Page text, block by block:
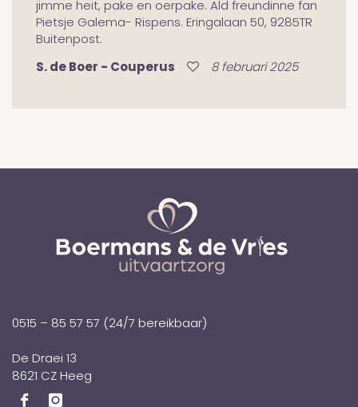
jimme heit, pake en oerpake. Ald freundinne fan
Pietsje Galema- Rispens. Eringalaan 50, 9285TR
Buitenpost.
S. de Boer - Couperus 8 februari 2025
0515 – 85 57 57 (24/7 bereikbaar)
De Draei 13
8621 CZ Heeg